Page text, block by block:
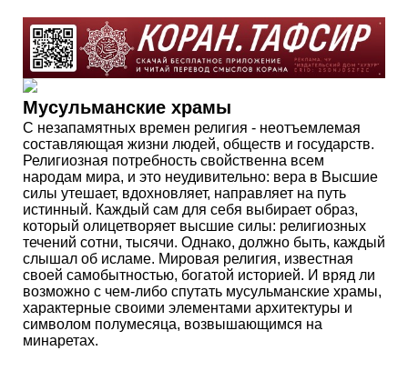
Мусульманские храмы
С незапамятных времен религия - неотъемлемая
составляющая жизни людей, обществ и государств.
Религиозная потребность свойственна всем
народам мира, и это неудивительно: вера в Высшие
силы утешает, вдохновляет, направляет на путь
истинный. Каждый сам для себя выбирает образ,
который олицетворяет высшие силы: религиозных
течений сотни, тысячи. Однако, должно быть, каждый
слышал об исламе. Мировая религия, известная
своей самобытностью, богатой историей. И вряд ли
возможно с чем-либо спутать мусульманские храмы,
характерные своими элементами архитектуры и
символом полумесяца, возвышающимся на
минаретах.